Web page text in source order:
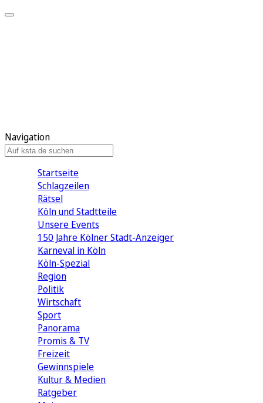
Navigation
Startseite
Schlagzeilen
Rätsel
Köln und Stadtteile
Unsere Events
150 Jahre Kölner Stadt-Anzeiger
Karneval in Köln
Köln-Spezial
Region
Politik
Wirtschaft
Sport
Panorama
Promis & TV
Freizeit
Gewinnspiele
Kultur & Medien
Ratgeber